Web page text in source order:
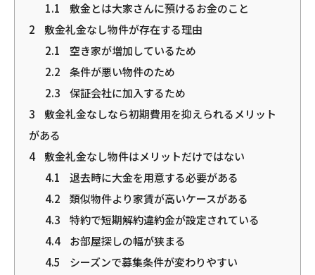
1.1
敷金とは大家さんに預けるお金のこと
2
敷金礼金なし物件が存在する理由
2.1
空き家が増加しているため
2.2
条件が悪い物件のため
2.3
保証会社に加入するため
3
敷金礼金なしなら初期費用を抑えられるメリット
がある
4
敷金礼金なし物件はメリットだけではない
4.1
退去時に大金を用意する必要がある
4.2
類似物件より家賃が高いケースがある
4.3
特約で短期解約違約金が設定されている
4.4
お部屋探しの幅が狭まる
4.5
シーズンで募集条件が変わりやすい